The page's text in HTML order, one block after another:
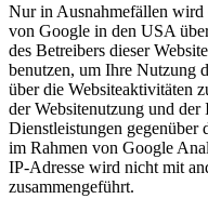
Nur in Ausnahmefällen wird
von Google in den USA
des Betreibers dieser
benutzen, um Ihre Nutzung
über die Websiteaktivitäten
der Websitenutzung und
Dienstleistungen gegenüber
im Rahmen von Google
IP-Adresse wird nicht mit
zusammengeführt.